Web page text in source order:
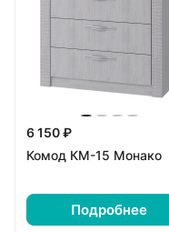
6 150 ₽
Комод КМ-15 Монако
Подробнее